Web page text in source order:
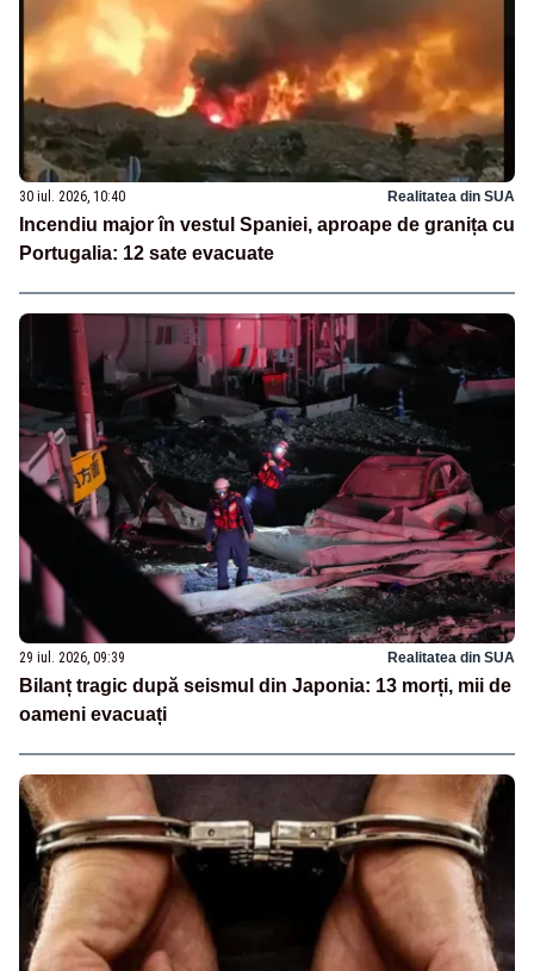
30 iul. 2026, 10:40 Realitatea din SUA
Incendiu major în vestul Spaniei, aproape de granița cu
Portugalia: 12 sate evacuate
29 iul. 2026, 09:39 Realitatea din SUA
Bilanț tragic după seismul din Japonia: 13 morți, mii de
oameni evacuați